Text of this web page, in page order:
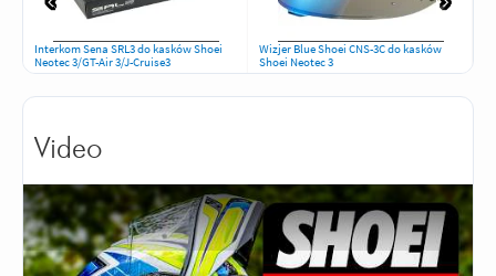
Interkom Sena SRL3 do kasków Shoei
Neotec 3/GT-Air 3/J-Cruise3
Wizjer Blue Shoei CNS-3C do kasków
Shoei Neotec 3
Video